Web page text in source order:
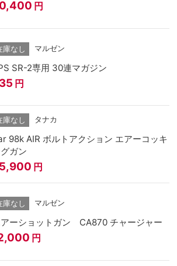
円
庫なし マルゼン
SR-2専用 30連マガジン
円
庫なし タナカ
98k AIR ボルトアクション エアーコッキ
ガン
円
庫なし マルゼン
ーショットガン CA870 チャージャー
円